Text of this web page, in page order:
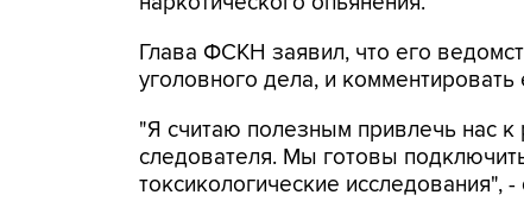
Глава ФСКН заявил, что его
уголовного дела, и комментировать
"Я считаю полезным привлечь нас
следователя. Мы готовы
токсикологические исследования",